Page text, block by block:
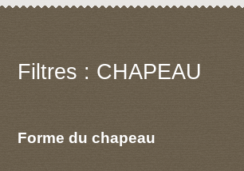
Filtres : CHAPEAU
Forme du chapeau